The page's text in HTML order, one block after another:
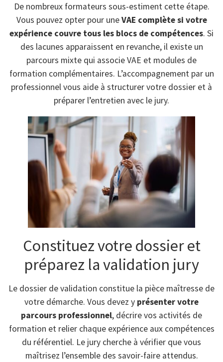
De nombreux formateurs sous-estiment cette étape.
Vous pouvez opter pour uneVAE complète si votre
expérience couvre tous les blocs de compétences. Si
des lacunes apparaissent en revanche, il existe un
parcours mixte qui associe VAE et modules de
formation complémentaires. L’accompagnement par un
professionnel vous aide à structurer votre dossier et à
préparer l’entretien avec le jury.
Constituez votre dossier et
préparez la validation jury
Le dossier de validation constitue la pièce maîtresse de
votre démarche. Vous devez y présenter votre
parcours professionnel, décrire vos activités de
formation et relier chaque expérience aux compétences
du référentiel. Le jury cherche à vérifier que vous
maîtrisez l’ensemble des savoir-faire attendus.